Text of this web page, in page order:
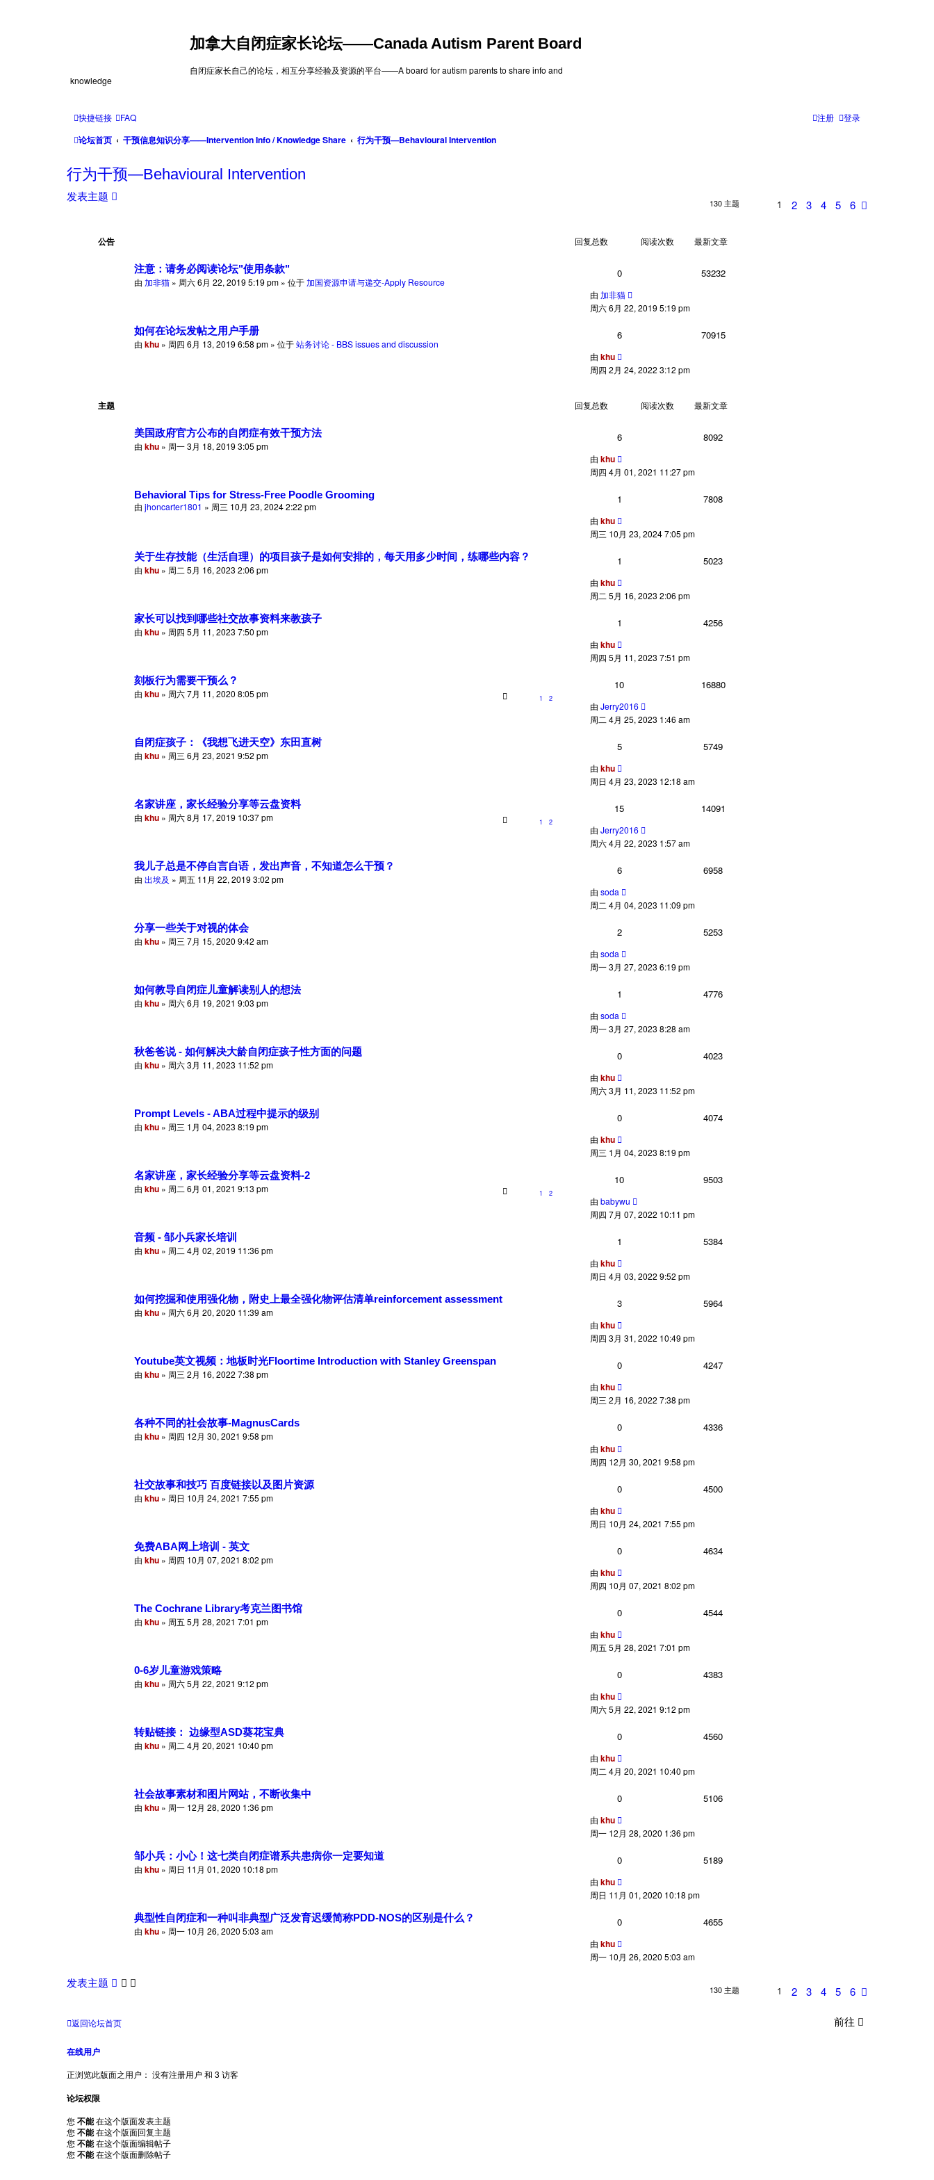
加拿大自闭症家长论坛——Canada Autism Parent Board
自闭症家长自己的论坛，相互分享经验及资源的平台——A board for autism parents to share info and
knowledge
快捷链接 FAQ 登录
注册
论坛首页 干预信息知识分享——Intervention Info / Knowledge Share 行为干预—Behavioural Intervention
行为干预—Behavioural Intervention
发表主题
130 主题 1 2 3 4 5 6
公告 回复总数 阅读次数 最新文章
注意：请务必阅读论坛"使用条款"
由 加非猫 » 周六 6月 22, 2019 5:19 pm » 位于加国资源申请与递交-Apply Resource
0 53232
由 加非猫
周六 6月 22, 2019 5:19 pm
如何在论坛发帖之用户手册
由 khu » 周四 6月 13, 2019 6:58 pm » 位于站务讨论 - BBS issues and discussion
6 70915
由 khu
周四 2月 24, 2022 3:12 pm
主题 回复总数 阅读次数 最新文章
美国政府官方公布的自闭症有效干预方法
由 khu » 周一 3月 18, 2019 3:05 pm
6 8092
由 khu
周四 4月 01, 2021 11:27 pm
Behavioral Tips for Stress-Free Poodle Grooming
由 jhoncarter1801 » 周三 10月 23, 2024 2:22 pm
1 7808
由 khu
周三 10月 23, 2024 7:05 pm
关于生存技能（生活自理）的项目孩子是如何安排的，每天用多少时间，练哪些内容？
由 khu » 周二 5月 16, 2023 2:06 pm
1 5023
由 khu
周二 5月 16, 2023 2:06 pm
家长可以找到哪些社交故事资料来教孩子
由 khu » 周四 5月 11, 2023 7:50 pm
1 4256
由 khu
周四 5月 11, 2023 7:51 pm
刻板行为需要干预么？
由 khu » 周六 7月 11, 2020 8:05 pm 1 2
10 16880
由 Jerry2016
周二 4月 25, 2023 1:46 am
自闭症孩子：《我想飞进天空》东田直树
由 khu » 周三 6月 23, 2021 9:52 pm
5 5749
由 khu
周日 4月 23, 2023 12:18 am
名家讲座，家长经验分享等云盘资料
由 khu » 周六 8月 17, 2019 10:37 pm 1 2
15 14091
由 Jerry2016
周六 4月 22, 2023 1:57 am
我儿子总是不停自言自语，发出声音，不知道怎么干预？
由 出埃及 » 周五 11月 22, 2019 3:02 pm
6 6958
由 soda
周二 4月 04, 2023 11:09 pm
分享一些关于对视的体会
由 khu » 周三 7月 15, 2020 9:42 am
2 5253
由 soda
周一 3月 27, 2023 6:19 pm
如何教导自闭症儿童解读别人的想法
由 khu » 周六 6月 19, 2021 9:03 pm
1 4776
由 soda
周一 3月 27, 2023 8:28 am
秋爸爸说 - 如何解决大龄自闭症孩子性方面的问题
由 khu » 周六 3月 11, 2023 11:52 pm
0 4023
由 khu
周六 3月 11, 2023 11:52 pm
Prompt Levels - ABA过程中提示的级别
由 khu » 周三 1月 04, 2023 8:19 pm
0 4074
由 khu
周三 1月 04, 2023 8:19 pm
名家讲座，家长经验分享等云盘资料-2
由 khu » 周二 6月 01, 2021 9:13 pm 1 2
10 9503
由 babywu
周四 7月 07, 2022 10:11 pm
音频 - 邹小兵家长培训
由 khu » 周二 4月 02, 2019 11:36 pm
1 5384
由 khu
周日 4月 03, 2022 9:52 pm
如何挖掘和使用强化物，附史上最全强化物评估清单reinforcement assessment
由 khu » 周六 6月 20, 2020 11:39 am
3 5964
由 khu
周四 3月 31, 2022 10:49 pm
Youtube英文视频：地板时光Floortime Introduction with Stanley Greenspan
由 khu » 周三 2月 16, 2022 7:38 pm
0 4247
由 khu
周三 2月 16, 2022 7:38 pm
各种不同的社会故事-MagnusCards
由 khu » 周四 12月 30, 2021 9:58 pm
0 4336
由 khu
周四 12月 30, 2021 9:58 pm
社交故事和技巧 百度链接以及图片资源
由 khu » 周日 10月 24, 2021 7:55 pm
0 4500
由 khu
周日 10月 24, 2021 7:55 pm
免费ABA网上培训 - 英文
由 khu » 周四 10月 07, 2021 8:02 pm
0 4634
由 khu
周四 10月 07, 2021 8:02 pm
The Cochrane Library考克兰图书馆
由 khu » 周五 5月 28, 2021 7:01 pm
0 4544
由 khu
周五 5月 28, 2021 7:01 pm
0-6岁儿童游戏策略
由 khu » 周六 5月 22, 2021 9:12 pm
0 4383
由 khu
周六 5月 22, 2021 9:12 pm
转贴链接： 边缘型ASD葵花宝典
由 khu » 周二 4月 20, 2021 10:40 pm
0 4560
由 khu
周二 4月 20, 2021 10:40 pm
社会故事素材和图片网站，不断收集中
由 khu » 周一 12月 28, 2020 1:36 pm
0 5106
由 khu
周一 12月 28, 2020 1:36 pm
邹小兵：小心！这七类自闭症谱系共患病你一定要知道
由 khu » 周日 11月 01, 2020 10:18 pm
0 5189
由 khu
周日 11月 01, 2020 10:18 pm
典型性自闭症和一种叫非典型广泛发育迟缓简称PDD-NOS的区别是什么？
由 khu » 周一 10月 26, 2020 5:03 am
0 4655
由 khu
周一 10月 26, 2020 5:03 am
发表主题
130 主题 1 2 3 4 5 6
返回论坛首页 前往
在线用户
正浏览此版面之用户： 没有注册用户 和 3 访客
论坛权限
您不能在这个版面发表主题
您不能在这个版面回复主题
您不能在这个版面编辑帖子
您不能在这个版面删除帖子